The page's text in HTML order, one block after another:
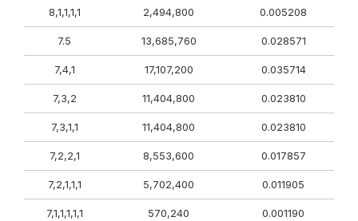
8,1,1,1,1 2,494,800 0.005208
7.5 13,685,760 0.028571
7,4,1 17,107,200 0.035714
7,3,2 11,404,800 0.023810
7,3,1,1 11,404,800 0.023810
7,2,2,1 8,553,600 0.017857
7,2,1,1,1 5,702,400 0.011905
7,1,1,1,1,1 570,240 0.001190